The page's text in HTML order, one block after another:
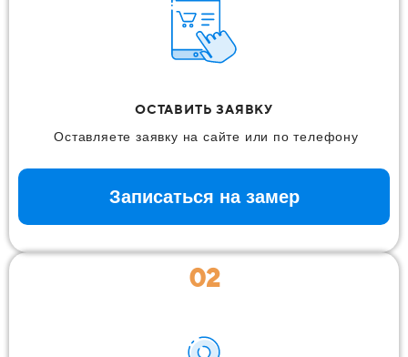
ОСТАВИТЬ ЗАЯВКУ
Оставляете заявку на сайте или по телефону
Записаться на замер
02